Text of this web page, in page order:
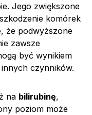
Jego zwiększone
komórek
że podwyższone
zawsze
być wynikiem
czynników.
na bilirubinę,
poziom może